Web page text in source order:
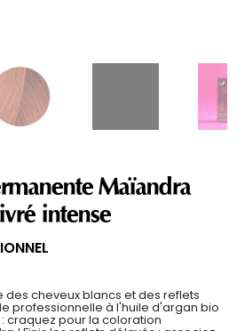
Maïandra
intense
cheveux blancs et des reflets
professionnelle à l'huile d'argan bio
craquez pour la coloration